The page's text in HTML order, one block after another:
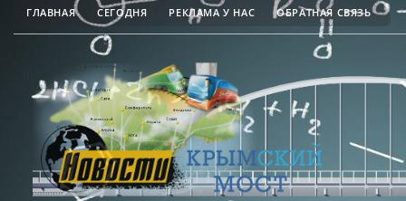
ГЛАВНАЯ СЕГОДНЯ РЕКЛАМА У НАС ОБРАТНАЯ СВЯЗЬ